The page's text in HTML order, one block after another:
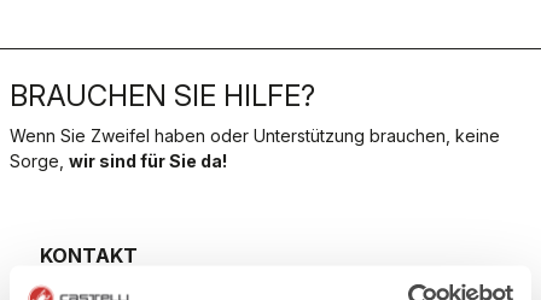
BRAUCHEN SIE HILFE?
Wenn Sie Zweifel haben oder Unterstützung brauchen, keine
Sorge, wir sind für Sie da!
email
KONTAKT
Haben Sie eine Frage an uns?